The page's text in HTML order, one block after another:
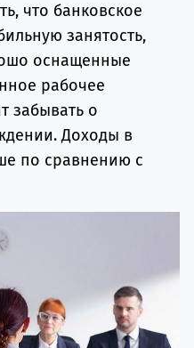
что банковское
занятость,
оснащенные
рабочее
забывать о
Доходы в
по сравнению с